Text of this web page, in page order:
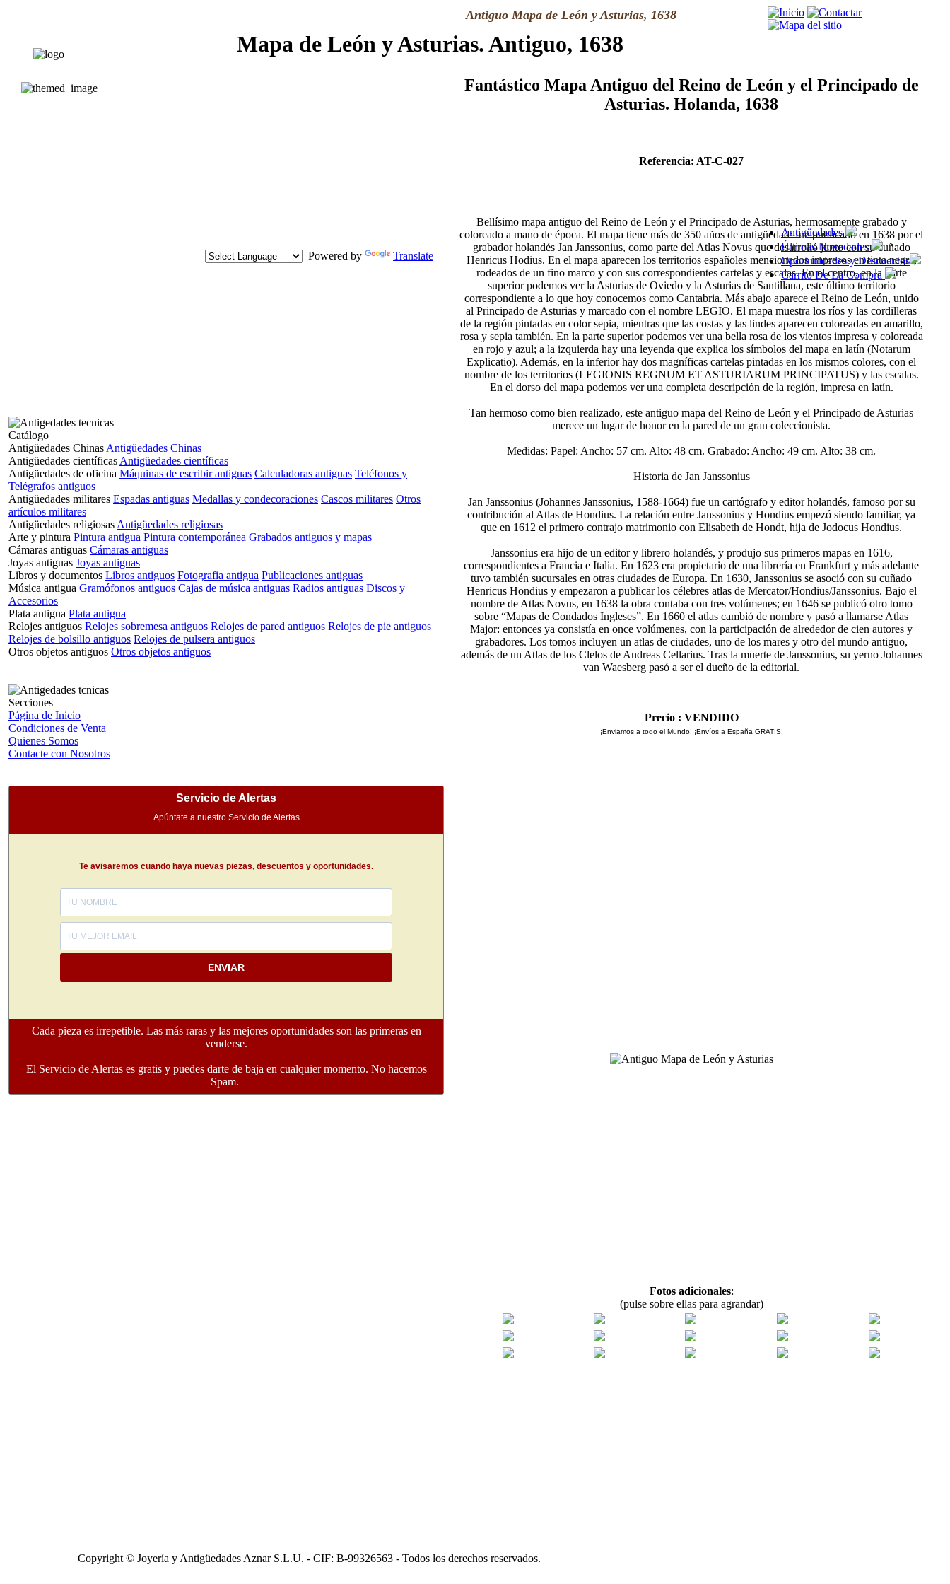
Mapa de León y Asturias. Antiguo, 1638
Powered by Translate
Antigüedades
Últimas Novedades
Oportunidades y Descuentos
Carrito De La Compra
Catálogo
Antigüedades Chinas Antigüedades Chinas
Antigüedades científicas Antigüedades científicas
Antigüedades de oficina Máquinas de escribir antiguas Calculadoras antiguas Teléfonos y
Telégrafos antiguos
Antigüedades militares Espadas antiguas Medallas y condecoraciones Cascos militares Otros
artículos militares
Antigüedades religiosas Antigüedades religiosas
Arte y pintura Pintura antigua Pintura contemporánea Grabados antiguos y mapas
Cámaras antiguas Cámaras antiguas
Joyas antiguas Joyas antiguas
Libros y documentos Libros antiguos Fotografia antigua Publicaciones antiguas
Música antigua Gramófonos antiguos Cajas de música antiguas Radios antiguas Discos y
Accesorios
Plata antigua Plata antigua
Relojes antiguos Relojes sobremesa antiguos Relojes de pared antiguos Relojes de pie antiguos
Relojes de bolsillo antiguos Relojes de pulsera antiguos
Otros objetos antiguos Otros objetos antiguos
Secciones
Página de Inicio
Condiciones de Venta
Quienes Somos
Contacte con Nosotros
Servicio de Alertas
Apúntate a nuestro Servicio de Alertas
Te avisaremos cuando haya nuevas piezas, descuentos y oportunidades.
ENVIAR
Cada pieza es irrepetible. Las más raras y las mejores oportunidades son las primeras en
venderse.
El Servicio de Alertas es gratis y puedes darte de baja en cualquier momento. No hacemos
Spam.
Antiguo Mapa de León y Asturias, 1638
Fantástico Mapa Antiguo del Reino de León y el Principado de
Asturias. Holanda, 1638
Referencia: AT-C-027
Bellísimo mapa antiguo del Reino de León y el Principado de Asturias, hermosamente grabado y
coloreado a mano de época. El mapa tiene más de 350 años de antigüedad: fue publicado en 1638 por el
grabador holandés Jan Janssonius, como parte del Atlas Novus que desarrolló junto con su cuñado
Henricus Hodius. En el mapa aparecen los territorios españoles mencionados impresos en tinta negra,
rodeados de un fino marco y con sus correspondientes cartelas y escalas. En el centro, en la parte
superior podemos ver la Asturias de Oviedo y la Asturias de Santillana, este último territorio
correspondiente a lo que hoy conocemos como Cantabria. Más abajo aparece el Reino de León, unido
al Principado de Asturias y marcado con el nombre LEGIO. El mapa muestra los ríos y las cordilleras
de la región pintadas en color sepia, mientras que las costas y las lindes aparecen coloreadas en amarillo,
rosa y sepia también. En la parte superior podemos ver una bella rosa de los vientos impresa y coloreada
en rojo y azul; a la izquierda hay una leyenda que explica los símbolos del mapa en latín (Notarum
Explicatio). Además, en la inferior hay dos magníficas cartelas pintadas en los mismos colores, con el
nombre de los territorios (LEGIONIS REGNUM ET ASTURIARUM PRINCIPATUS) y las escalas.
En el dorso del mapa podemos ver una completa descripción de la región, impresa en latín.
Tan hermoso como bien realizado, este antiguo mapa del Reino de León y el Principado de Asturias
merece un lugar de honor en la pared de un gran coleccionista.
Medidas: Papel: Ancho: 57 cm. Alto: 48 cm. Grabado: Ancho: 49 cm. Alto: 38 cm.
Historia de Jan Janssonius
Jan Janssonius (Johannes Janssonius, 1588-1664) fue un cartógrafo y editor holandés, famoso por su
contribución al Atlas de Hondius. La relación entre Janssonius y Hondius empezó siendo familiar, ya
que en 1612 el primero contrajo matrimonio con Elisabeth de Hondt, hija de Jodocus Hondius.
Janssonius era hijo de un editor y librero holandés, y produjo sus primeros mapas en 1616,
correspondientes a Francia e Italia. En 1623 era propietario de una librería en Frankfurt y más adelante
tuvo también sucursales en otras ciudades de Europa. En 1630, Janssonius se asoció con su cuñado
Henricus Hondius y empezaron a publicar los célebres atlas de Mercator/Hondius/Janssonius. Bajo el
nombre de Atlas Novus, en 1638 la obra contaba con tres volúmenes; en 1646 se publicó otro tomo
sobre “Mapas de Condados Ingleses”. En 1660 el atlas cambió de nombre y pasó a llamarse Atlas
Major: entonces ya consistía en once volúmenes, con la participación de alrededor de cien autores y
grabadores. Los tomos incluyen un atlas de ciudades, uno de los mares y otro del mundo antiguo,
además de un Atlas de los Clelos de Andreas Cellarius. Tras la muerte de Janssonius, su yerno Johannes
van Waesberg pasó a ser el dueño de la editorial.
Precio : VENDIDO
¡Enviamos a todo el Mundo! ¡Envíos a España GRATIS!
Fotos adicionales:
(pulse sobre ellas para agrandar)
Copyright © Joyería y Antigüedades Aznar S.L.U. - CIF: B-99326563 - Todos los derechos reservados.